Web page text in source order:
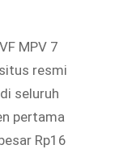
MPV 7
resmi
seluruh
pertama
Rp16